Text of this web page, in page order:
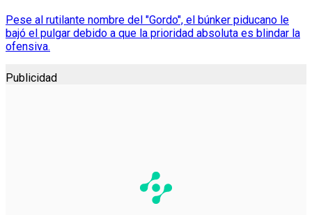
Pese al rutilante nombre del "Gordo", el búnker piducano le
bajó el pulgar debido a que la prioridad absoluta es blindar la
ofensiva.
Publicidad